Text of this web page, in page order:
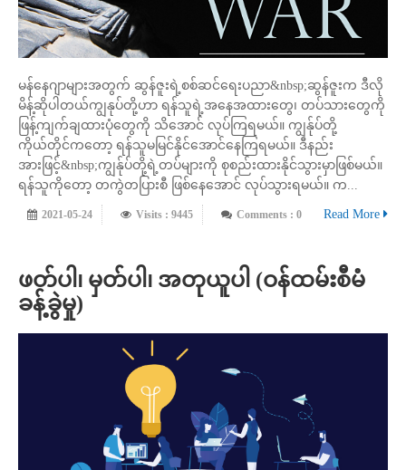
မန်နေဂျာများအတွက် ဆွန်ဇူးရဲ့စစ်ဆင်ရေးပညာ&nbsp;ဆွန်ဇူးက ဒီလို
မိန့်ဆိုပါတယ်ကျွနုပ်တို့ဟာ ရန်သူရဲ့အနေအထားတွေ၊ တပ်သားတွေကို
ဖြန့်ကျက်ချထားပုံတွေကို သိအောင် လုပ်ကြရမယ်။ ကျွန်ုပ်တို့
ကိုယ်တိုင်ကတော့ ရန်သူမမြင်နိုင်အောင်နေကြရမယ်။ ဒီနည်း
အားဖြင့်&nbsp;ကျွန်ုပ်တို့ရဲ့တပ်များကို စုစည်းထားနိုင်သွားမှာဖြစ်မယ်။
ရန်သူကိုတော့ တကွဲတပြားစီ ဖြစ်နေအောင် လုပ်သွားရမယ်။ က...
2021-05-24 Visits : 9445 Comments : 0 Read More
ဖတ်ပါ၊ မှတ်ပါ၊ အတုယူပါ (ဝန်ထမ်းစီမံ
ခန့်ခွဲမှု)